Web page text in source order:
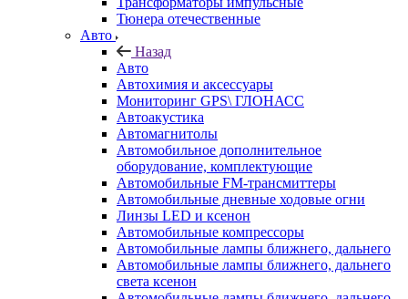
Тюнера отечественные
Авто
Назад
Авто
Автохимия и аксессуары
Мониторинг GPS\ ГЛОНАСС
Автоакустика
Автомагнитолы
Автомобильное дополнительное
оборудование, комплектующие
Автомобильные FM-трансмиттеры
Автомобильные дневные ходовые огни
Линзы LED и ксенон
Автомобильные компрессоры
Автомобильные лампы ближнего, дальнего
Автомобильные лампы ближнего, дальнего
света ксенон